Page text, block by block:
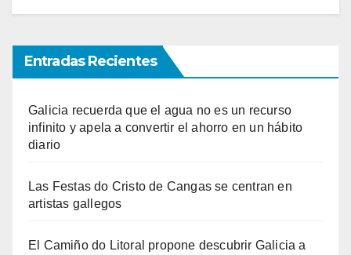
Entradas Recientes
Galicia recuerda que el agua no es un recurso
infinito y apela a convertir el ahorro en un hábito
diario
Las Festas do Cristo de Cangas se centran en
artistas gallegos
El Camiño do Litoral propone descubrir Galicia a